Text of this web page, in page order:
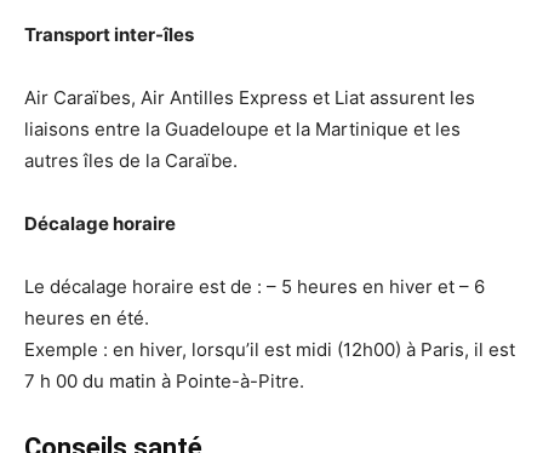
Transport inter-îles
Air Caraïbes, Air Antilles Express et Liat assurent les
liaisons entre la Guadeloupe et la Martinique et les
autres îles de la Caraïbe.
Décalage horaire
Le décalage horaire est de : – 5 heures en hiver et – 6
heures en été.
Exemple : en hiver, lorsqu’il est midi (12h00) à Paris, il est
7 h 00 du matin à Pointe-à-Pitre.